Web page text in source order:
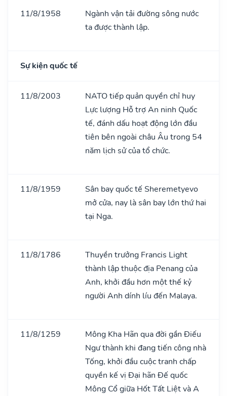
11/8/1958
Ngành vận tải đường sông nước
ta được thành lập.
Sự kiện quốc tế
11/8/2003
NATO tiếp quản quyền chỉ huy
Lực lượng Hỗ trợ An ninh Quốc
tế, đánh dấu hoạt động lớn đầu
tiên bên ngoài châu Âu trong 54
năm lịch sử của tổ chức.
11/8/1959
Sân bay quốc tế Sheremetyevo
mở cửa, nay là sân bay lớn thứ hai
tại Nga.
11/8/1786
Thuyền trưởng Francis Light
thành lập thuộc địa Penang của
Anh, khởi đầu hơn một thế kỷ
người Anh dính líu đến Malaya.
11/8/1259
Mông Kha Hãn qua đời gần Điếu
Ngư thành khi đang tiến công nhà
Tống, khởi đầu cuộc tranh chấp
quyền kế vị Đại hãn Đế quốc
Mông Cổ giữa Hốt Tất Liệt và A